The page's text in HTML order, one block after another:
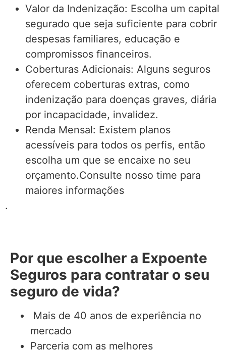
Valor da Indenização: Escolha um capital
segurado que seja suficiente para cobrir
despesas familiares, educação e
compromissos financeiros.
Coberturas Adicionais: Alguns seguros
oferecem coberturas extras, como
indenização para doenças graves, diária
por incapacidade, invalidez.
Renda Mensal: Existem planos
acessíveis para todos os perfis, então
escolha um que se encaixe no seu
orçamento.Consulte nosso time para
maiores informações
.
Por que escolher a Expoente
Seguros para contratar o seu
seguro de vida?
Mais de 40 anos de experiência no
mercado
Parceria com as melhores